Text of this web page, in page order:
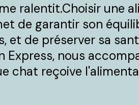
ralentit.Choisir une
de garantir son
et de préserver sa
Express, nous
chat reçoive